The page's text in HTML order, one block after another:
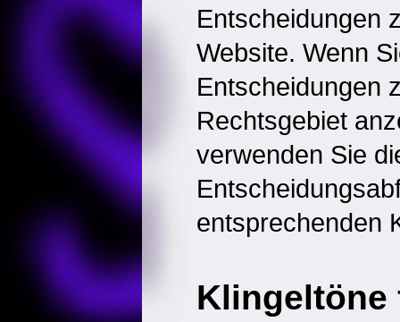
Entscheidungen
Website. Wenn
Entscheidungen
Rechtsgebiet
verwenden Sie
entsprechenden
Klingeltöne